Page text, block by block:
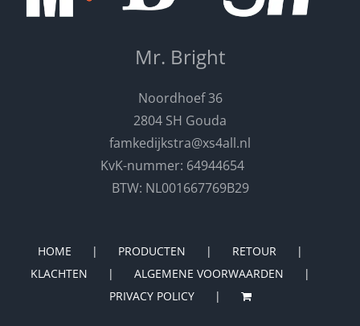
Mr. Bright
Noordhoef 36
2804 SH Gouda
famkedijkstra@xs4all.nl
KvK-nummer: 64944654
BTW: NL001667769B29
HOME PRODUCTEN
RETOUR
KLACHTEN
ALGEMENE VOORWAARDEN
PRIVACY POLICY